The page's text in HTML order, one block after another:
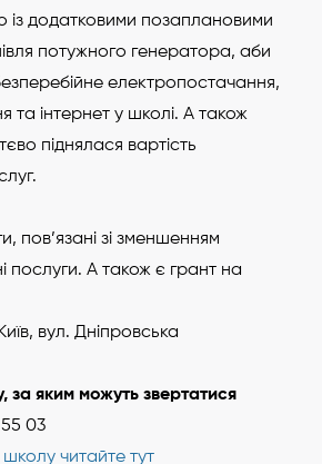
із додатковими позаплановими
потужного генератора, аби
електропостачання,
та інтернет у школі. А також
піднялася вартість
пов’язані зі зменшенням
послуги. А також є грант на
Київ, вул. Дніпровська
за яким можуть звертатися
03
читайте тут